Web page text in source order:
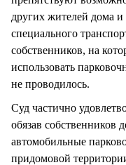
других жителей дома и
специального
собственников, на
использовать
не проводилось.
Суд частично
обязав собственников
автомобильные
придомовой